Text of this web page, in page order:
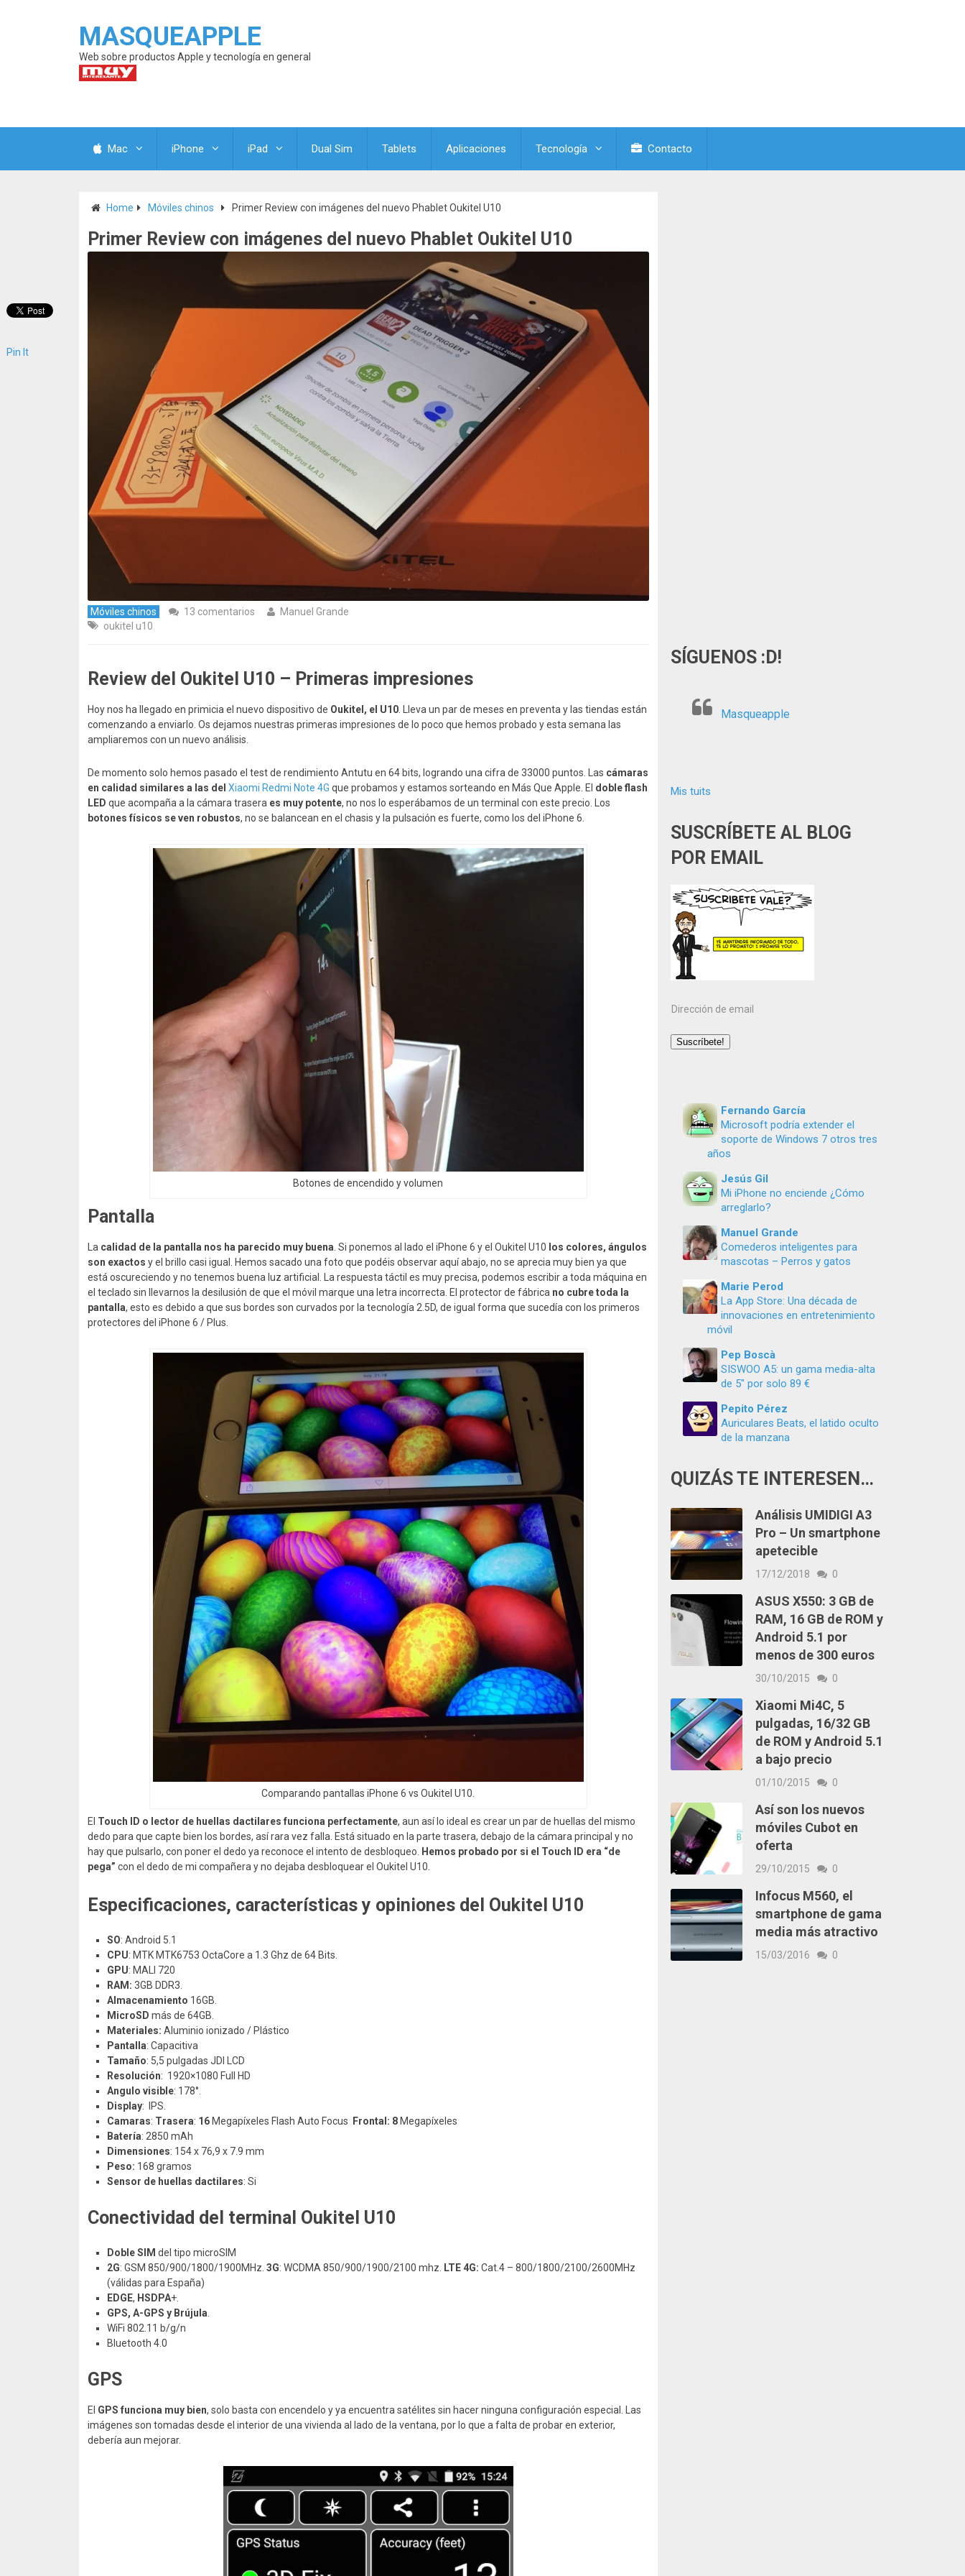
MASQUEAPPLE
Web sobre productos Apple y tecnología en general
Mac iPhone iPad Dual Sim Tablets Aplicaciones Tecnología Contacto
Home Móviles chinos Primer Review con imágenes del nuevo Phablet Oukitel U10
Primer Review con imágenes del nuevo Phablet Oukitel U10
Móviles chinos 13 comentarios
Manuel Grande
oukitel u10
Review del Oukitel U10 – Primeras impresiones
Hoy nos ha llegado en primicia el nuevo dispositivo de Oukitel, el U10 . Lleva un par de meses en preventa y las tiendas están
comenzando a enviarlo. Os dejamos nuestras primeras impresiones de lo poco que hemos probado y esta semana las
ampliaremos con un nuevo análisis.
De momento solo hemos pasado el test de rendimiento Antutu en 64 bits, logrando una cifra de 33000 puntos. Las cámaras
en calidad similares a las del Xiaomi Redmi Note 4G que probamos y estamos sorteando en Más Que Apple. El doble flash
LED que acompaña a la cámara trasera es muy potente, no nos lo esperábamos de un terminal con este precio. Los
botones físicos se ven robustos, no se balancean en el chasis y la pulsación es fuerte, como los del iPhone 6.
Botones de encendido y volumen
Pantalla
La calidad de la pantalla nos ha parecido muy buena . Si ponemos al lado el iPhone 6 y el Oukitel U10 los colores, ángulos
son exactos y el brillo casi igual. Hemos sacado una foto que podéis observar aquí abajo, no se aprecia muy bien ya que
está oscureciendo y no tenemos buena luz artificial. La respuesta táctil es muy precisa, podemos escribir a toda máquina en
el teclado sin llevarnos la desilusión de que el móvil marque una letra incorrecta. El protector de fábrica no cubre toda la
pantalla, esto es debido a que sus bordes son curvados por la tecnología 2.5D, de igual forma que sucedía con los primeros
protectores del iPhone 6 / Plus.
Comparando pantallas iPhone 6 vs Oukitel U10.
El Touch ID o lector de huellas dactilares funciona perfectamente, aun así lo ideal es crear un par de huellas del mismo
dedo para que capte bien los bordes, así rara vez falla. Está situado en la parte trasera, debajo de la cámara principal y no
hay que pulsarlo, con poner el dedo ya reconoce el intento de desbloqueo.
Hemos probado por si el Touch ID era “de
pega” con el dedo de mi compañera y no dejaba desbloquear el Oukitel U10.
Especificaciones, características y opiniones del Oukitel U10
SO: Android 5.1
CPU: MTK MTK6753 OctaCore a 1.3 Ghz de 64 Bits.
GPU: MALI 720
RAM: 3GB DDR3.
Almacenamiento 16GB.
MicroSD más de 64GB.
Materiales: Aluminio ionizado / Plástico
Pantalla: Capacitiva
Tamaño: 5,5 pulgadas JDI LCD
Resolución: 1920×1080 Full HD
Angulo visible: 178°.
Display: IPS.
Camaras: Trasera: 16Megapíxeles Flash Auto Focus Frontal: 8Megapíxeles
Batería: 2850 mAh
Dimensiones: 154 x 76,9 x 7.9 mm
Peso: 168 gramos
Sensor de huellas dactilares: Si
Conectividad del terminal Oukitel U10
Doble SIM del tipo microSIM
2G: GSM 850/900/1800/1900MHz. 3G: WCDMA 850/900/1900/2100 mhz. LTE 4G: Cat.4 – 800/1800/2100/2600MHz
(válidas para España)
EDGE, HSDPA+.
GPS, A-GPS y Brújula
WiFi 802.11 b/g/n
Bluetooth 4.0
GPS
El GPS funciona muy bien, solo basta con encendelo y ya encuentra satélites sin hacer ninguna configuración especial. Las
imágenes son tomadas desde el interior de una vivienda al lado de la ventana, por lo que a falta de probar en exterior,
debería aun mejorar.
Pin It
SÍGUENOS :D!
Masqueapple
Mis tuits
SUSCRÍBETE AL BLOG
POR EMAIL
Dirección
email
Suscríbete!
Fernando García
Microsoft podría extender el
soporte de Windows 7 otros tres
años
Jesús Gil
Mi iPhone no enciende ¿Cómo
arreglarlo?
Manuel Grande
Comederos inteligentes para
mascotas – Perros y gatos
Marie Perod
La App Store: Una década de
innovaciones en entretenimiento
móvil
Pep Boscà
SISWOO A5: un gama media-alta
de 5″ por solo 89 €
Pepito Pérez
Auriculares Beats, el latido oculto
de la manzana
QUIZÁS TE INTERESEN…
Análisis UMIDIGI A3
Pro – Un smartphone
apetecible
17/12/2018 0
ASUS X550: 3 GB de
RAM, 16 GB de ROM y
Android 5.1 por
menos de 300 euros
30/10/2015 0
Xiaomi Mi4C, 5
pulgadas, 16/32 GB
de ROM y Android 5.1
a bajo precio
01/10/2015 0
Así son los nuevos
móviles Cubot en
oferta
29/10/2015 0
Infocus M560, el
smartphone de gama
media más atractivo
15/03/2016 0